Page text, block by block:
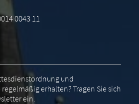
0043 11
und
erhalten? Tragen Sie sich
ein.